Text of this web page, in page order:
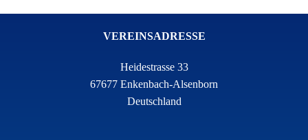
VEREINSADRESSE
Heidestrasse 33
67677 Enkenbach-Alsenborn
Deutschland